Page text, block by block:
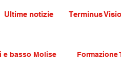
Ultime notizie Terminus
e basso Molise Formazione